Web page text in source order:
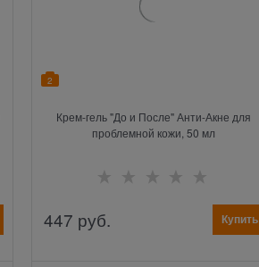
2
Крем-гель "До и После" Анти-Акне для
проблемной кожи, 50 мл
447 руб. Купить